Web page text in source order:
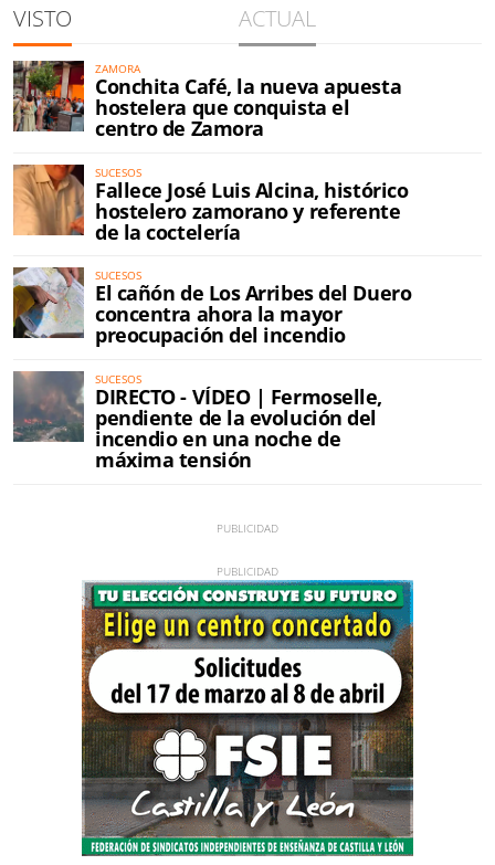
VISTO ACTUAL
ZAMORA
Conchita Café, la nueva apuesta
hostelera que conquista el
centro de Zamora
SUCESOS
Fallece José Luis Alcina, histórico
hostelero zamorano y referente
de la coctelería
SUCESOS
El cañón de Los Arribes del Duero
concentra ahora la mayor
preocupación del incendio
SUCESOS
DIRECTO - VÍDEO | Fermoselle,
pendiente de la evolución del
incendio en una noche de
máxima tensión